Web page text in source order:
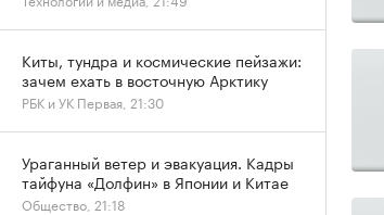
Киты, тундра и космические пейзажи:
зачем ехать в восточную Арктику
РБК и УК Первая, 21:30
Ураганный ветер и эвакуация. Кадры
тайфуна «Долфин» в Японии и Китае
Общество, 21:18